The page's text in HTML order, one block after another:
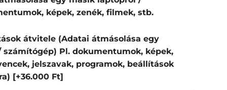
képek, zenék, filmek, stb.
átvitele (Adatai átmásolása egy
Pl. dokumentumok, képek,
jelszavak, programok, beállítások
[+36.000 Ft]